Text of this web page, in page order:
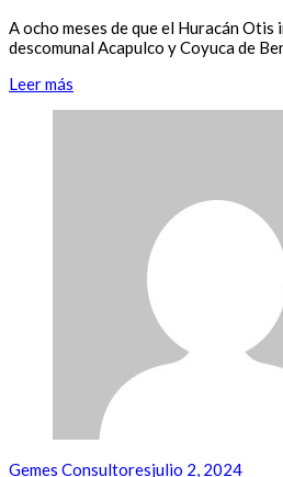
A ocho meses de que el Huracán
descomunal Acapulco y Coyuca de
Leer más
Gemes Consultoresjulio 2, 2024